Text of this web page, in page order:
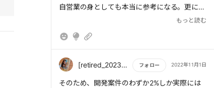
自営業の身としても本当に参考になる。更に売
り上げを意識してつい次の投資に走りがちにな
ィング戦略も納得。
もっと読む
[retired_20230301013918]+山本彩葉 フォロー 2022年11月1日
もっと読む
そのため、開発案件のわずか2%しか実際には